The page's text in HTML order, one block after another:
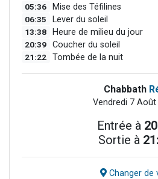
05:36 Mise des Téfilines
06:35 Lever du soleil
13:38 Heure de milieu du jour
20:39 Coucher du soleil
21:22 Tombée de la nuit
Chabbath
Vendredi 7 Août
Entrée à
Sortie à
Changer de